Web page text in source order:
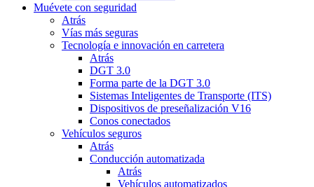
Muévete con seguridad
Atrás
Vías más seguras
Tecnología e innovación en carretera
Atrás
DGT 3.0
Forma parte de la DGT 3.0
Sistemas Inteligentes de Transporte (ITS)
Dispositivos de preseñalización V16
Conos conectados
Vehículos seguros
Atrás
Conducción automatizada
Atrás
Vehículos automatizados